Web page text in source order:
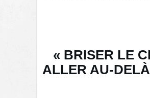
« BRISER LE
ALLER AU-